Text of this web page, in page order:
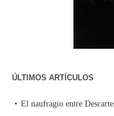
ÚLTIMOS ARTÍCULOS
El naufragio entre